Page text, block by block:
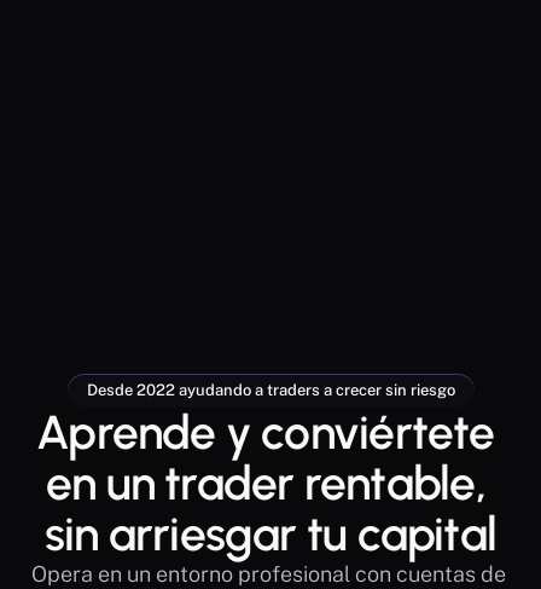
Desde 2022 ayudando a traders a crecer sin riesgo
Aprende y conviértete
en un trader rentable,
sin arriesgar tu capital
Opera en un entorno profesional con cuentas de